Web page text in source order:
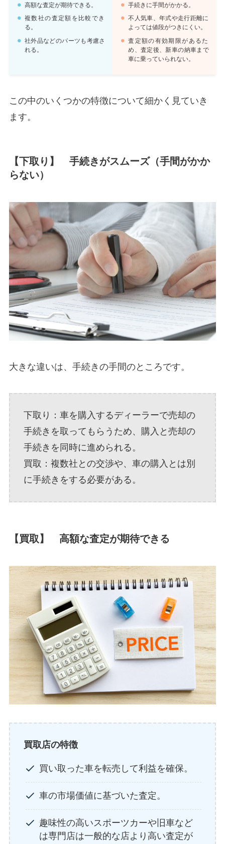
高額な査定が期待できる。
複数社の査定額を比較でき
る。
社外品などのパーツも考慮さ
れる。
手続きに手間がかかる。
不人気車、年式や走行距離に
よっては値段がつきにくい。
査定額の有効期限があるた
め、査定後、新車の納車まで
車に乗っていられない。
この中のいくつかの特徴について細かく見ていき
ます。
【下取り】 手続きがスムーズ（手間がかか
らない）
大きな違いは、手続きの手間のところです。
下取り：車を購入するディーラーで売却の
手続きを取ってもらうため、購入と売却の
手続きを同時に進められる。
買取：複数社との交渉や、車の購入とは別
に手続きをする必要がある。
【買取】 高額な査定が期待できる
買取店の特徴
買い取った車を転売して利益を確保。
車の市場価値に基づいた査定。
趣味性の高いスポーツカーや旧車など
は専門店は一般的な店より高い査定が